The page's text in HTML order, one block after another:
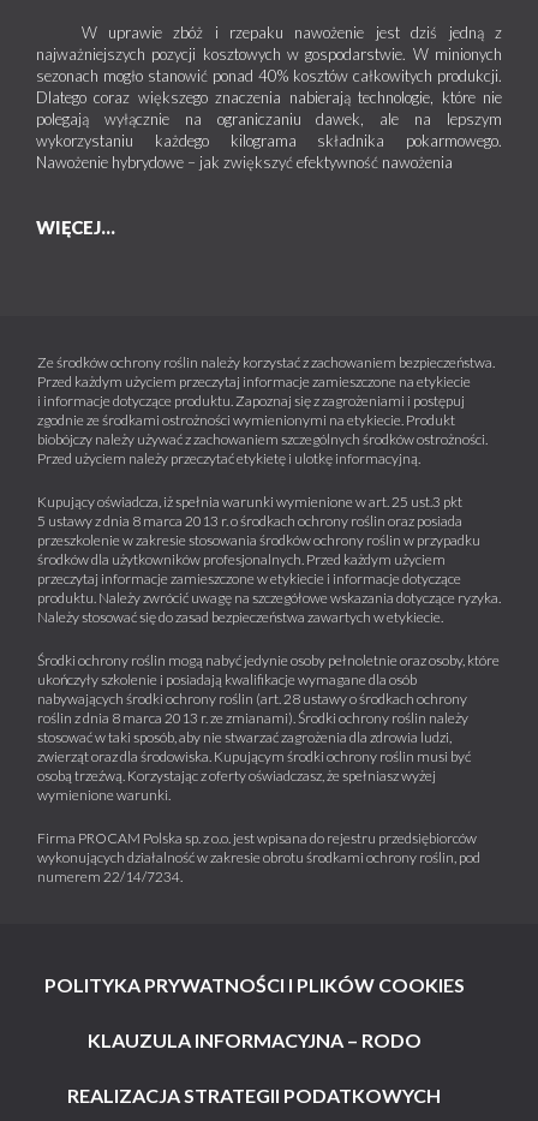
W uprawie zbóż i rzepaku nawożenie jest dziś jedną z
najważniejszych pozycji kosztowych w gospodarstwie. W minionych
sezonach mogło stanowić ponad 40% kosztów całkowitych produkcji.
Dlatego coraz większego znaczenia nabierają technologie, które nie
polegają wyłącznie na ograniczaniu dawek, ale na lepszym
wykorzystaniu każdego kilograma składnika pokarmowego.
Nawożenie hybrydowe – jak zwiększyć efektywność nawożenia
WIĘCEJ...
Ze środków ochrony roślin należy korzystać z zachowaniem bezpieczeństwa.
Przed każdym użyciem przeczytaj informacje zamieszczone na etykiecie
i informacje dotyczące produktu. Zapoznaj się z zagrożeniami i postępuj
zgodnie ze środkami ostrożności wymienionymi na etykiecie. Produkt
biobójczy należy używać z zachowaniem szczególnych środków ostrożności.
Przed użyciem należy przeczytać etykietę i ulotkę informacyjną.
Kupujący oświadcza, iż spełnia warunki wymienione w art. 25 ust.3 pkt
5 ustawy z dnia 8 marca 2013 r. o środkach ochrony roślin oraz posiada
przeszkolenie w zakresie stosowania środków ochrony roślin w przypadku
środków dla użytkowników profesjonalnych. Przed każdym użyciem
przeczytaj informacje zamieszczone w etykiecie i informacje dotyczące
produktu. Należy zwrócić uwagę na szczegółowe wskazania dotyczące ryzyka.
Należy stosować się do zasad bezpieczeństwa zawartych w etykiecie.
Środki ochrony roślin mogą nabyć jedynie osoby pełnoletnie oraz osoby, które
ukończyły szkolenie i posiadają kwalifikacje wymagane dla osób
nabywających środki ochrony roślin (art. 28 ustawy o środkach ochrony
roślin z dnia 8 marca 2013 r. ze zmianami). Środki ochrony roślin należy
stosować w taki sposób, aby nie stwarzać zagrożenia dla zdrowia ludzi,
zwierząt oraz dla środowiska. Kupującym środki ochrony roślin musi być
osobą trzeźwą. Korzystając z oferty oświadczasz, że spełniasz wyżej
wymienione warunki.
Firma PROCAM Polska sp. z o.o. jest wpisana do rejestru przedsiębiorców
wykonujących działalność w zakresie obrotu środkami ochrony roślin, pod
numerem 22/14/7234.
POLITYKA PRYWATNOŚCI I PLIKÓW COOKIES
KLAUZULA INFORMACYJNA – RODO
REALIZACJA STRATEGII PODATKOWYCH